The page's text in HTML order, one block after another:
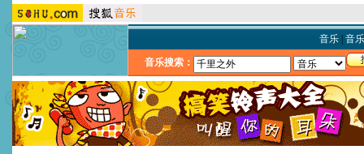
音乐| 音
音乐搜索：